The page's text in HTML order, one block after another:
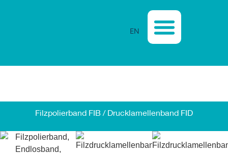
EN
Filzpolierband FIB / Drucklamellenband FID